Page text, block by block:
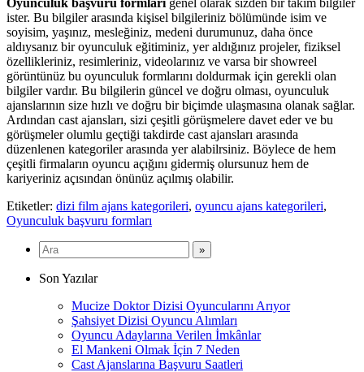
ister. Bu bilgiler arasında kişisel bilgileriniz bölümünde isim ve
soyisim, yaşınız, mesleğiniz, medeni durumunuz, daha önce
aldıysanız bir oyunculuk eğitiminiz, yer aldığınız projeler, fiziksel
özellikleriniz, resimleriniz, videolarınız ve varsa bir showreel
görüntünüz bu oyunculuk formlarını doldurmak için gerekli olan
bilgiler vardır. Bu bilgilerin güncel ve doğru olması, oyunculuk
ajanslarının size hızlı ve doğru bir biçimde ulaşmasına olanak sağlar.
Ardından cast ajansları, sizi çeşitli görüşmelere davet eder ve bu
görüşmeler olumlu geçtiği takdirde cast ajansları arasında
düzenlenen kategoriler arasında yer alabilrsiniz. Böylece de hem
çeşitli firmaların oyuncu açığını gidermiş olursunuz hem de
kariyeriniz açısından önünüz açılmış olabilir.
Etiketler: dizi film ajans kategorileri, oyuncu ajans kategorileri,
Oyunculuk başvuru formları
Son Yazılar
Mucize Doktor Dizisi Oyuncularını Arıyor
Şahsiyet Dizisi Oyuncu Alımları
Oyuncu Adaylarına Verilen İmkânlar
El Mankeni Olmak İçin 7 Neden
Cast Ajanslarına Başvuru Saatleri